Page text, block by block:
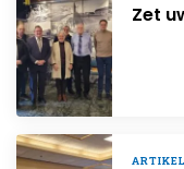
Zet
ARTIKEL